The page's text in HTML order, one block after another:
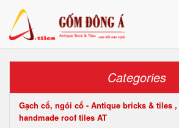
Categories
Gạch cổ, ngói cổ - Antique bricks & tiles
handmade roof tiles AT